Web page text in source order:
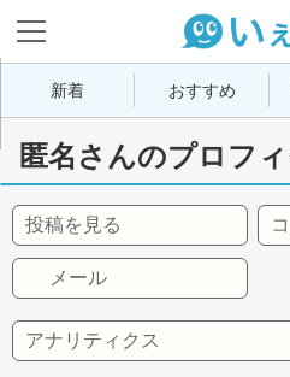
新着 おすすめ
匿名さんのプロフ
投稿を見る
メール
アナリティクス